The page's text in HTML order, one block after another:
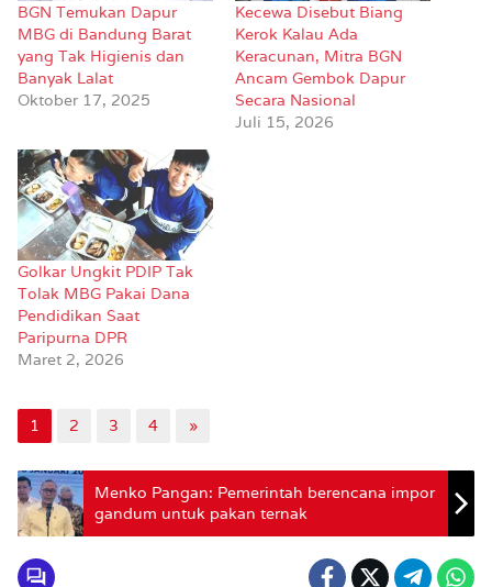
BGN Temukan Dapur
MBG di Bandung Barat
yang Tak Higienis dan
Banyak Lalat
Oktober 17, 2025
Kecewa Disebut Biang
Kerok Kalau Ada
Keracunan, Mitra BGN
Ancam Gembok Dapur
Secara Nasional
Juli 15, 2026
Golkar Ungkit PDIP Tak
Tolak MBG Pakai Dana
Pendidikan Saat
Paripurna DPR
Maret 2, 2026
1 2 3 4 »
Menko Pangan: Pemerintah berencana impor
gandum untuk pakan ternak